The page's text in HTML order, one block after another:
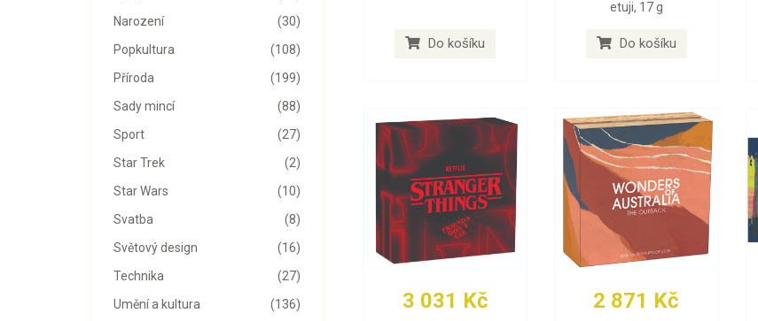
(30)
Narození
(108)
Popkultura
(199)
Příroda
(88)
Sady mincí
(27)
Sport
(2)
Star Trek
(10)
Star Wars
(8)
Svatba
(16)
Světový design
(27)
Technika
(136)
Umění a kultura
Do košíku
etuji, 17 g
Do košíku
3 031 Kč 2 871 Kč